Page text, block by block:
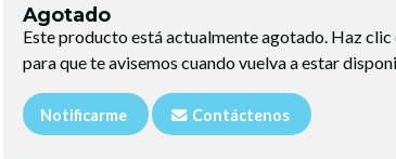
Agotado
Este producto está actualmente agotado. Haz
para que te avisemos cuando vuelva a estar
Notificarme Contáctenos